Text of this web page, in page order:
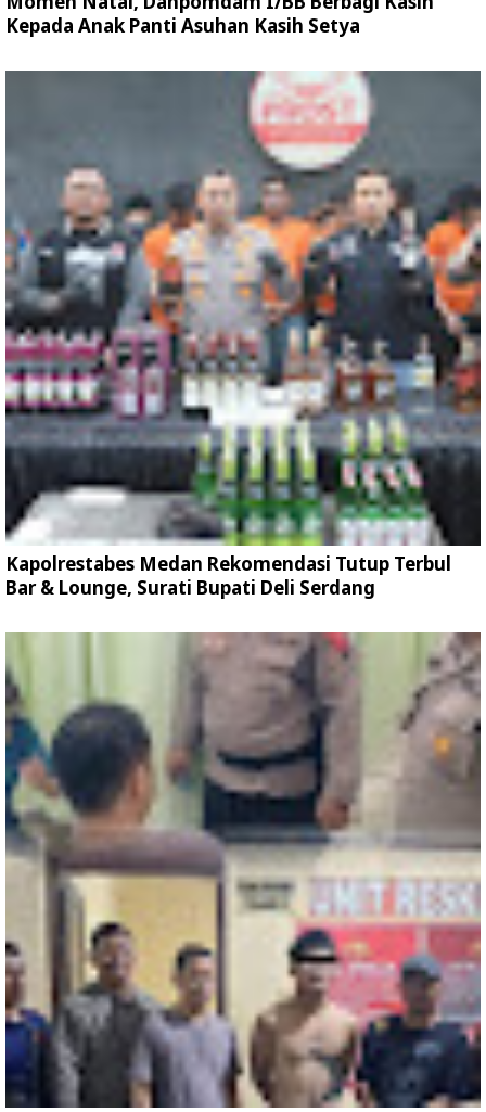
Kepada Anak Panti Asuhan Kasih Setya
Kapolrestabes Medan Rekomendasi Tutup Terbul
Bar & Lounge, Surati Bupati Deli Serdang